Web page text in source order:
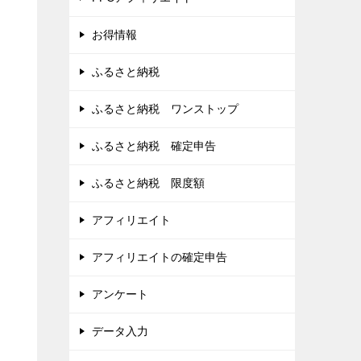
お得情報
ふるさと納税
ふるさと納税 ワンストップ
ふるさと納税 確定申告
ふるさと納税 限度額
アフィリエイト
アフィリエイトの確定申告
アンケート
データ入力